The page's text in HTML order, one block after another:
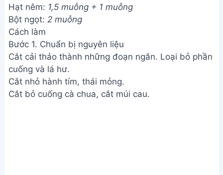
Hạt nêm: 1,5 muỗng + 1 muỗng
Bột ngọt: 2 muỗng
Cách làm
Bước 1. Chuẩn bị nguyên liệu
Cắt cải thảo thành những đoạn ngắn. Loại bỏ phần
cuống và lá hư.
Cắt nhỏ hành tím, thái mỏng.
Cắt bỏ cuống cà chua, cắt múi cau.